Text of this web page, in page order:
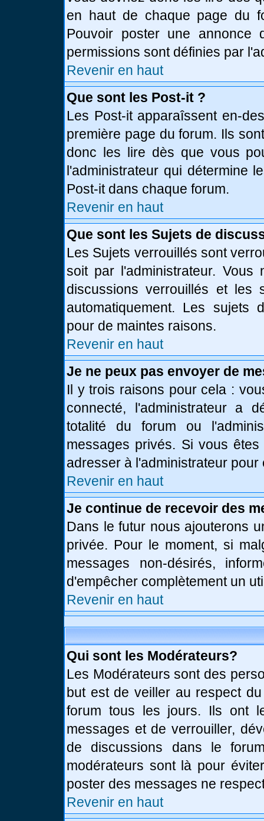
en haut de chaque page du
Pouvoir poster une annonce
permissions sont définies par
Revenir en haut
Que sont les Post-it ?
Les Post-it apparaîssent en-
première page du forum. Ils
donc les lire dès que vous
l'administrateur qui détermine
Post-it dans chaque forum.
Revenir en haut
Que sont les Sujets de
Les Sujets verrouillés sont
soit par l'administrateur.
discussions verrouillés et les
automatiquement. Les sujets
pour de maintes raisons.
Revenir en haut
Je ne peux pas envoyer de
Il y trois raisons pour cela :
connecté, l'administrateur a
totalité du forum ou
messages privés. Si vous
adresser à l'administrateur
Revenir en haut
Je continue de recevoir des
Dans le futur nous ajouterons
privée. Pour le moment, si
messages non-désirés,
d'empêcher complètement un
Revenir en haut
Qui sont les Modérateurs?
Les Modérateurs sont des
but est de veiller au respect
forum tous les jours. Ils ont
messages et de verrouiller,
de discussions dans le
modérateurs sont là pour
poster des messages ne
Revenir en haut